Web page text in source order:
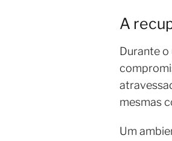
A
Durante
mesmas
Um